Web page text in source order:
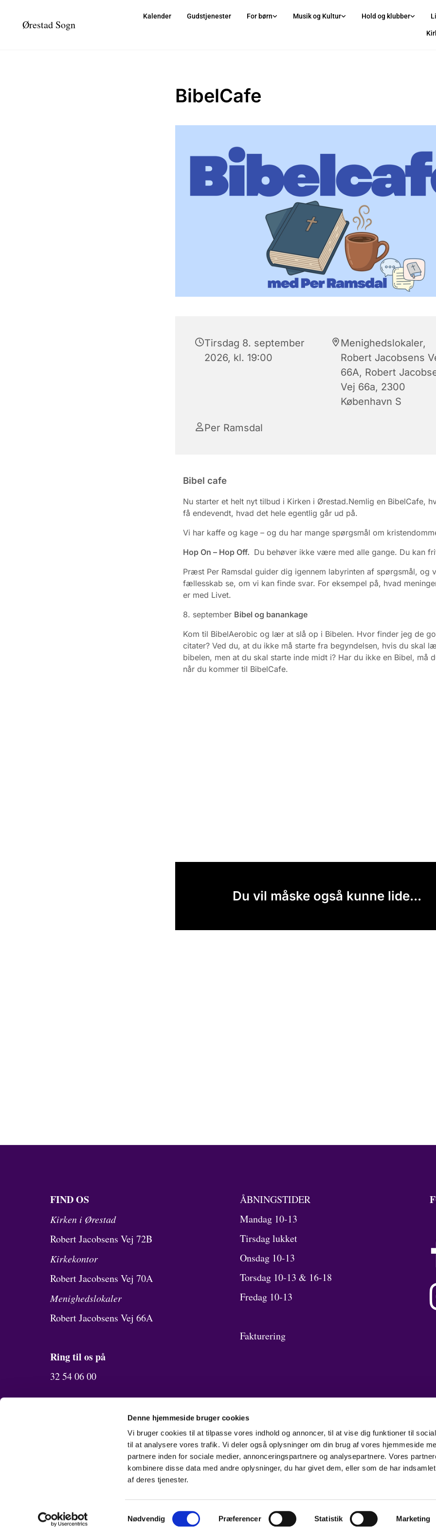
Denne hjemmeside bruger cookies
Vi bruger cookies til at tilpasse vores indhold og annoncer, til at vise dig funktioner til
til at analysere vores trafik. Vi deler også oplysninger om din brug af vores hjemmeside
partnere inden for sociale medier, annonceringspartnere og analysepartnere. Vores
kombinere disse data med andre oplysninger, du har givet dem, eller som de har
af deres tjenester.
Samtykkevalg
Nødvendig Præferencer Statistik Marketing
Ørestad Sogn
Kalender Gudstjenester For børn Musik og Kultur Hold og klubber
BibelCafe
Tirsdag 8. september
2026, kl. 19:00
Menighedslokaler,
Robert Jacobsens
66A, Robert
Vej 66a, 2300
København S
Per Ramsdal
Bibel cafe
Nu starter et helt nyt tilbud i Kirken i Ørestad.Nemlig en BibelCafe,
få endevendt, hvad det hele egentlig går ud på.
Vi har kaffe og kage – og du har mange spørgsmål om
Hop On – Hop Off. Du behøver ikke være med alle gange. Du kan
Præst Per Ramsdal guider dig igennem labyrinten af spørgsmål, og
fællesskab se, om vi kan finde svar. For eksempel på, hvad
er med Livet.
8. september Bibel og banankage
Kom til BibelAerobic og lær at slå op i Bibelen. Hvor finder jeg de
citater? Ved du, at du ikke må starte fra begyndelsen, hvis du skal
bibelen, men at du skal starte inde midt i? Har du ikke en Bibel, må
når du kommer til BibelCafe.
Du vil måske også kunne lide...
FIND OS
Kirken i Ørestad
Robert Jacobsens Vej 72B
Kirkekontor
Robert Jacobsens Vej 70A
Menighedslokaler
Robert Jacobsens Vej 66A
Ring til os på
32 54 06 00
oerestad.sogn@km.dk
ÅBNINGSTIDER
Mandag 10-13
Tirsdag lukket
Onsdag 10-13
Torsdag 10-13 & 16-18
Fredag 10-13
Fakturering